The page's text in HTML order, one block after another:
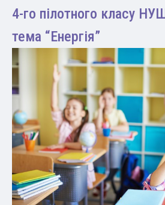
4-го пілотного класу
тема “Енергія”